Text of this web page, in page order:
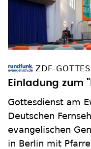
ZDF-
Einladung zum
Gottesdienst am
Deutschen
evangelischen
in Berlin mit